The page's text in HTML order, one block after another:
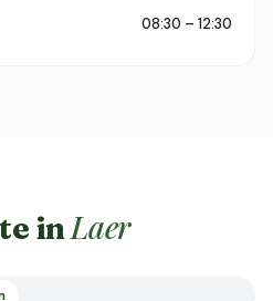
08:30 – 12:30
inLaer